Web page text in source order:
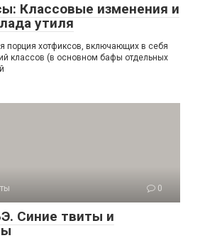
Классовые изменения и
утиля
порция хотфиксов, включающих в себя
классов (в основном бафы отдельных
0
Синие твиты и